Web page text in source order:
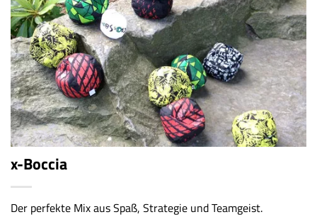
x-Boccia
Der perfekte Mix aus Spaß, Strategie und Teamgeist.